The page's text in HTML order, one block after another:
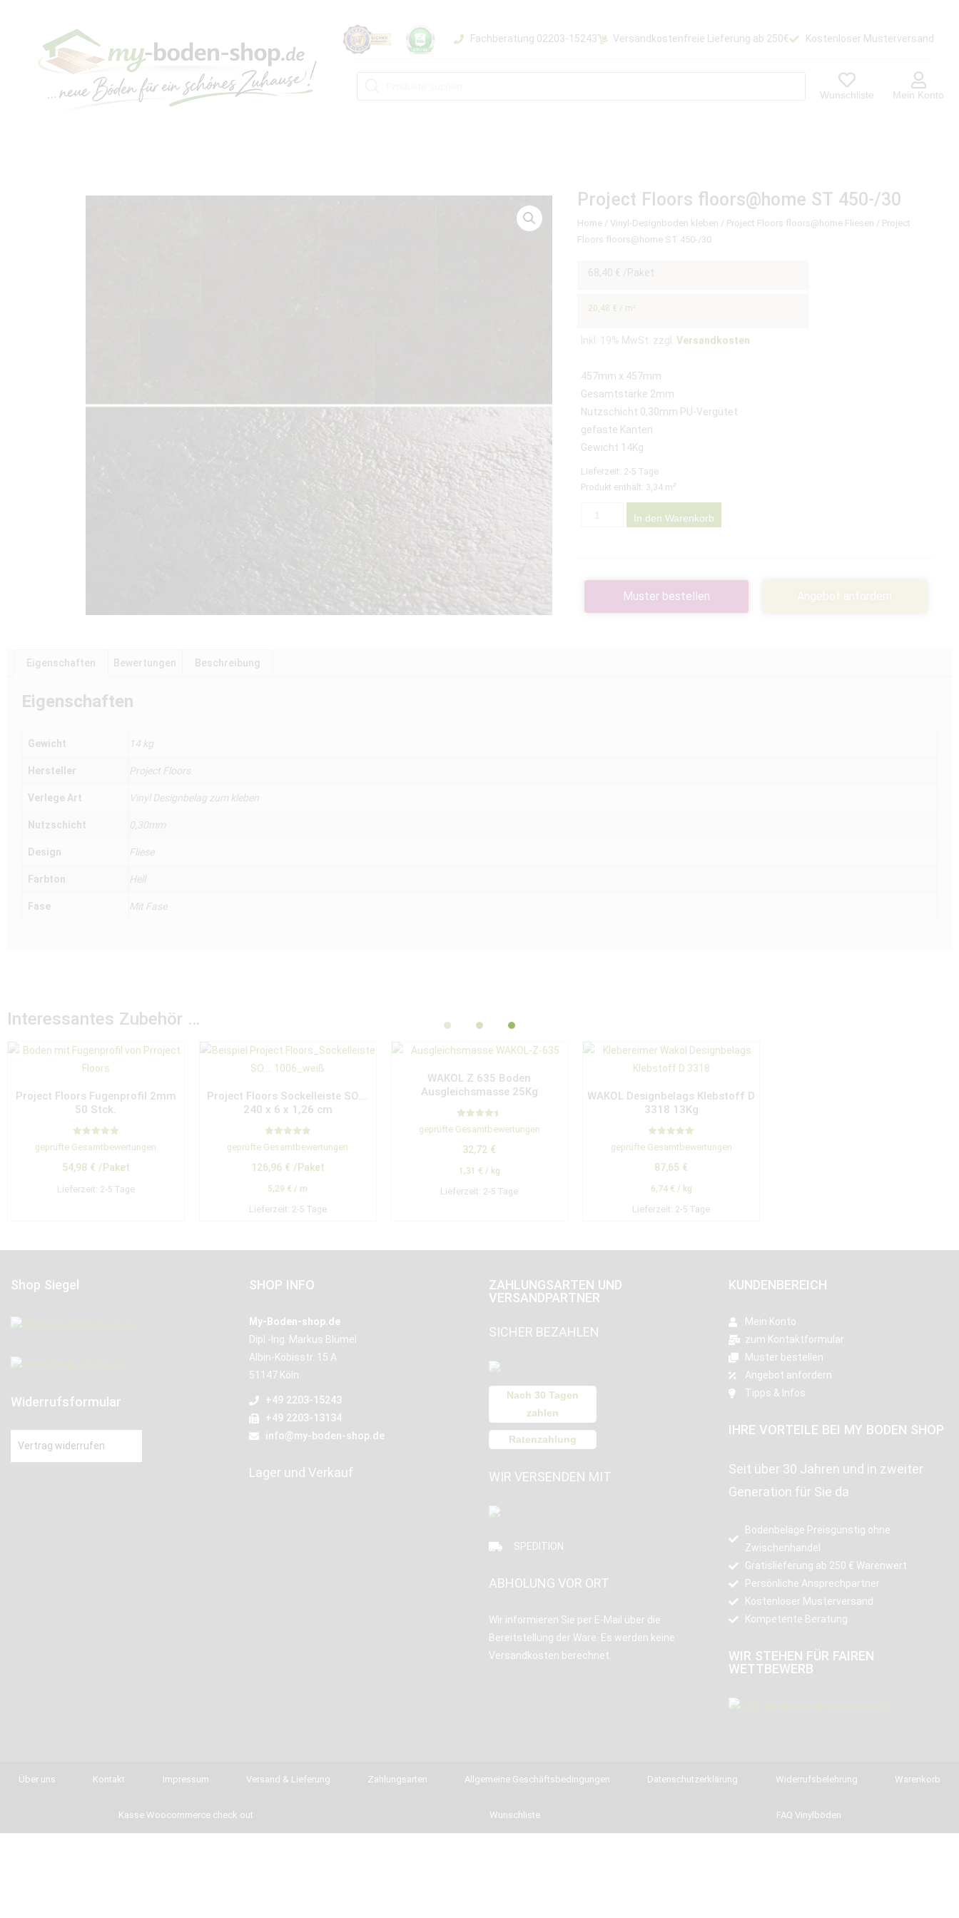
Fachberatung 02203-15243 Versandkostenfreie Lieferung ab 250€ Kostenloser Musterversand
Wunschliste Mein Konto
Project Floors floors@home ST 450-/30
Home / Vinyl-Designboden kleben / Project Floors floors@home Fliesen / Project
Floors floors@home ST 450-/30
68,40 € /Paket
20,48 € / m²
Inkl. 19% MwSt. zzgl.Versandkosten
457mm x 457mm
Gesamtstärke 2mm
Nutzschicht 0,30mm PU-Vergütet
gefaste Kanten
Gewicht 14Kg
Lieferzeit: 2-5 Tage
Produkt enthält: 3,34 m²
In den Warenkorb
Muster bestellen Angebot anfordern
Eigenschaften Bewertungen Beschreibung
Eigenschaften
Gewicht 14 kg
Hersteller Project Floors
Verlege Art Vinyl Designbelag zum kleben
Nutzschicht 0,30mm
Design Fliese
Farbton Hell
Fase Mit Fase
Interessantes Zubehör …
Project Floors Fugenprofil 2mm
50 Stck.
Bewertet mit
5.00
geprüfte Gesamtbewertungen
54,98 € /Paket
Lieferzeit: 2-5 Tage
Project Floors Sockelleiste SO….
240 x 6 x 1,26 cm
Bewertet mit
5.00
geprüfte Gesamtbewertungen
126,96 € /Paket
5,29 € / m
Lieferzeit: 2-5 Tage
WAKOL Z 635 Boden
Ausgleichsmasse 25Kg
Bewertet
mit
von 5
geprüfte Gesamtbewertungen
32,72 €
1,31 € / kg
Lieferzeit: 2-5 Tage
WAKOL Designbelags Klebstoff D
3318 13Kg
Bewertet mit
5.00
geprüfte Gesamtbewertungen
87,65 €
6,74 € / kg
Lieferzeit: 2-5 Tage
Shop Siegel
Widerrufsformular
Vertrag widerrufen
SHOP INFO
My-Boden-shop.de
Dipl.-Ing. Markus Blümel
Albin-Köbisstr. 15 A
51147 Köln
+49 2203-15243
+49 2203-13134
info@my-boden-shop.de
Lager und Verkauf
ZAHLUNGSARTEN UND
VERSANDPARTNER
SICHER BEZAHLEN
Nach 30 Tagen
zahlen
Ratenzahlung
WIR VERSENDEN MIT
SPEDITION
ABHOLUNG VOR ORT
Wir informieren Sie per E-Mail über die
Bereitstellung der Ware. Es werden keine
Versandkosten berechnet.
KUNDENBEREICH
Mein Konto
zum Kontaktformular
Muster bestellen
Angebot anfordern
Tipps & Infos
IHRE VORTEILE BEI MY BODEN SHOP
Seit über 30 Jahren und in zweiter
Generation für Sie da
Bodenbeläge Preisgünstig ohne
Zwischenhandel
Gratislieferung ab 250 € Warenwert
Persönliche Ansprechpartner
Kostenloser Musterversand
Kompetente Beratung
WIR STEHEN FÜR FAIREN
WETTBEWERB
Über uns Kontakt Impressum Versand & Lieferung Zahlungsarten Allgemeine Geschäftsbedingungen Datenschutzerklärung Widerrufsbelehrung Warenkorb
Kasse Woocommerce check out Wunschliste FAQ Vinylböden